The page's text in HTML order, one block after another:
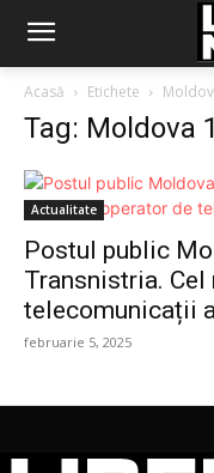
Acasă Etichete
Tag: Moldova 1
Actualitate
Postul public
Transnistria. Cel
telecomunicații
februarie 5, 2025